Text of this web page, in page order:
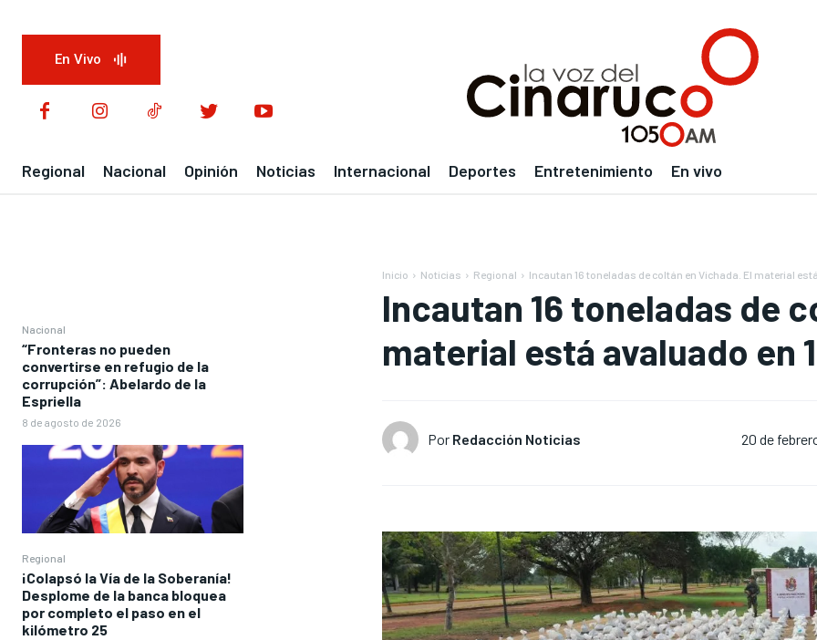
En Vivo
Regional Nacional Opinión Noticias Internacional Deportes Entretenimiento En vivo
Nacional
“Fronteras no pueden
convertirse en refugio de la
corrupción”: Abelardo de la
Espriella
8 de agosto de 2026
Regional
¡Colapsó la Vía de la Soberanía!
Desplome de la banca bloquea
por completo el paso en el
kilómetro 25
Inicio Noticias Regional Incautan 16 toneladas de coltán en Vichada. El material está
Incautan 16 toneladas de
material está avaluado en
Por Redacción Noticias 20 de